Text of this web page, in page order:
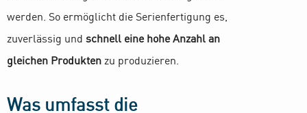
werden. So ermöglicht die Serienfertigung es,
zuverlässig und schnell eine hohe Anzahl an
gleichen Produkten zu produzieren.
Was umfasst die